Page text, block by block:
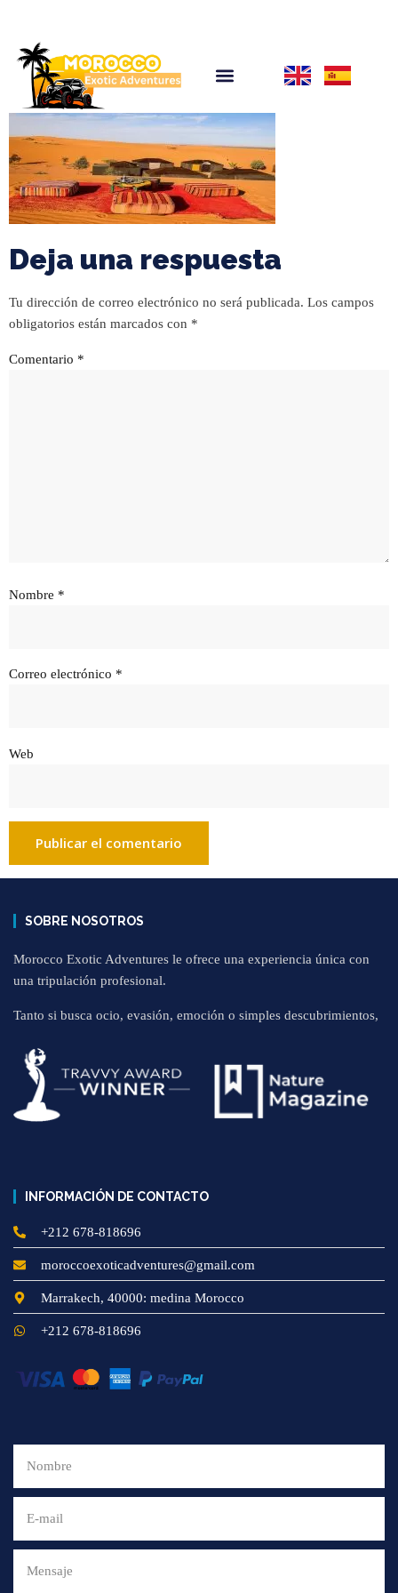
Deja una respuesta
Tu dirección de correo electrónico no será publicada. Los campos
obligatorios están marcados con *
Comentario *
Nombre *
Correo electrónico *
Web
SOBRE NOSOTROS
Morocco Exotic Adventures le ofrece una experiencia única con
una tripulación profesional.
Tanto si busca ocio, evasión, emoción o simples descubrimientos,
INFORMACIÓN DE CONTACTO
+212 678-818696
moroccoexoticadventures@gmail.com
Marrakech, 40000: medina Morocco
+212 678-818696